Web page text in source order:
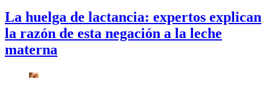
La huelga de lactancia: expertos explican
la razón de esta negación a la leche
materna